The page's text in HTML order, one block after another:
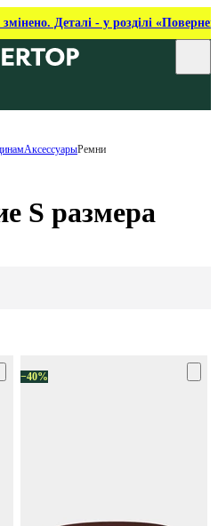
Деталі - у розділі
АксессуарыРемни
S размера
−40%